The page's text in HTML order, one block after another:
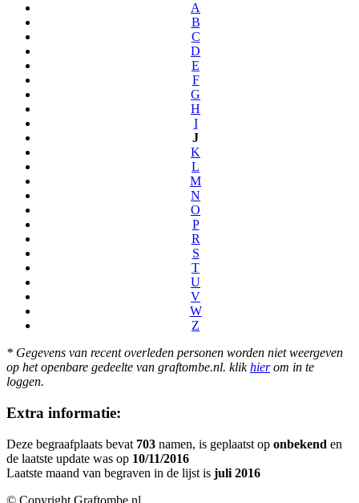
A
B
C
D
E
F
G
H
I
J
K
L
M
N
O
P
R
S
T
U
V
W
Z
* Gegevens van recent overleden personen worden niet weergeven
op het openbare gedeelte van graftombe.nl. klikhierom in te
loggen.
Extra informatie:
Deze begraafplaats bevat 703 namen, is geplaatst op onbekend en
de laatste update was op 10/11/2016
Laatste maand van begraven in de lijst is juli 2016
© Copyright Graftombe.nl.